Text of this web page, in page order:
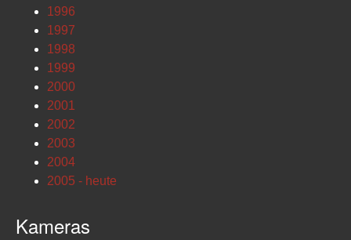
1996
1997
1998
1999
2000
2001
2002
2003
2004
2005 - heute
Kameras